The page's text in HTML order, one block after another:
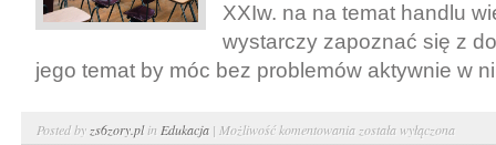
XXIw. na na temat handlu
wystarczy zapoznać się z
jego temat by móc bez problemów aktywnie w
Posted by zs6zory.plin Edukacja | Możliwość komentowania Nowoczesny
została wyłączona